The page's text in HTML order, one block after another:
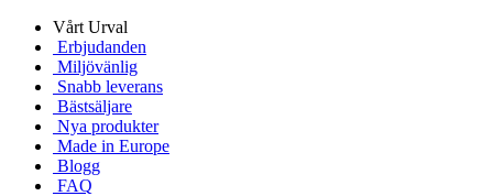
Vårt Urval
Erbjudanden
Miljövänlig
Snabb leverans
Bästsäljare
Nya produkter
Made in Europe
Blogg
FAQ